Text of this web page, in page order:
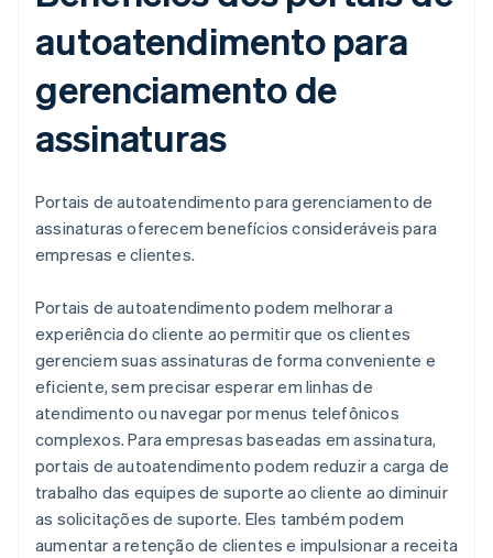
autoatendimento para
gerenciamento de
assinaturas
Portais de autoatendimento para gerenciamento de
assinaturas oferecem benefícios consideráveis para
empresas e clientes.
Portais de autoatendimento podem melhorar a
experiência do cliente ao permitir que os clientes
gerenciem suas assinaturas de forma conveniente e
eficiente, sem precisar esperar em linhas de
atendimento ou navegar por menus telefônicos
complexos. Para empresas baseadas em assinatura,
portais de autoatendimento podem reduzir a carga de
trabalho das equipes de suporte ao cliente ao diminuir
as solicitações de suporte. Eles também podem
aumentar a retenção de clientes e impulsionar a receita